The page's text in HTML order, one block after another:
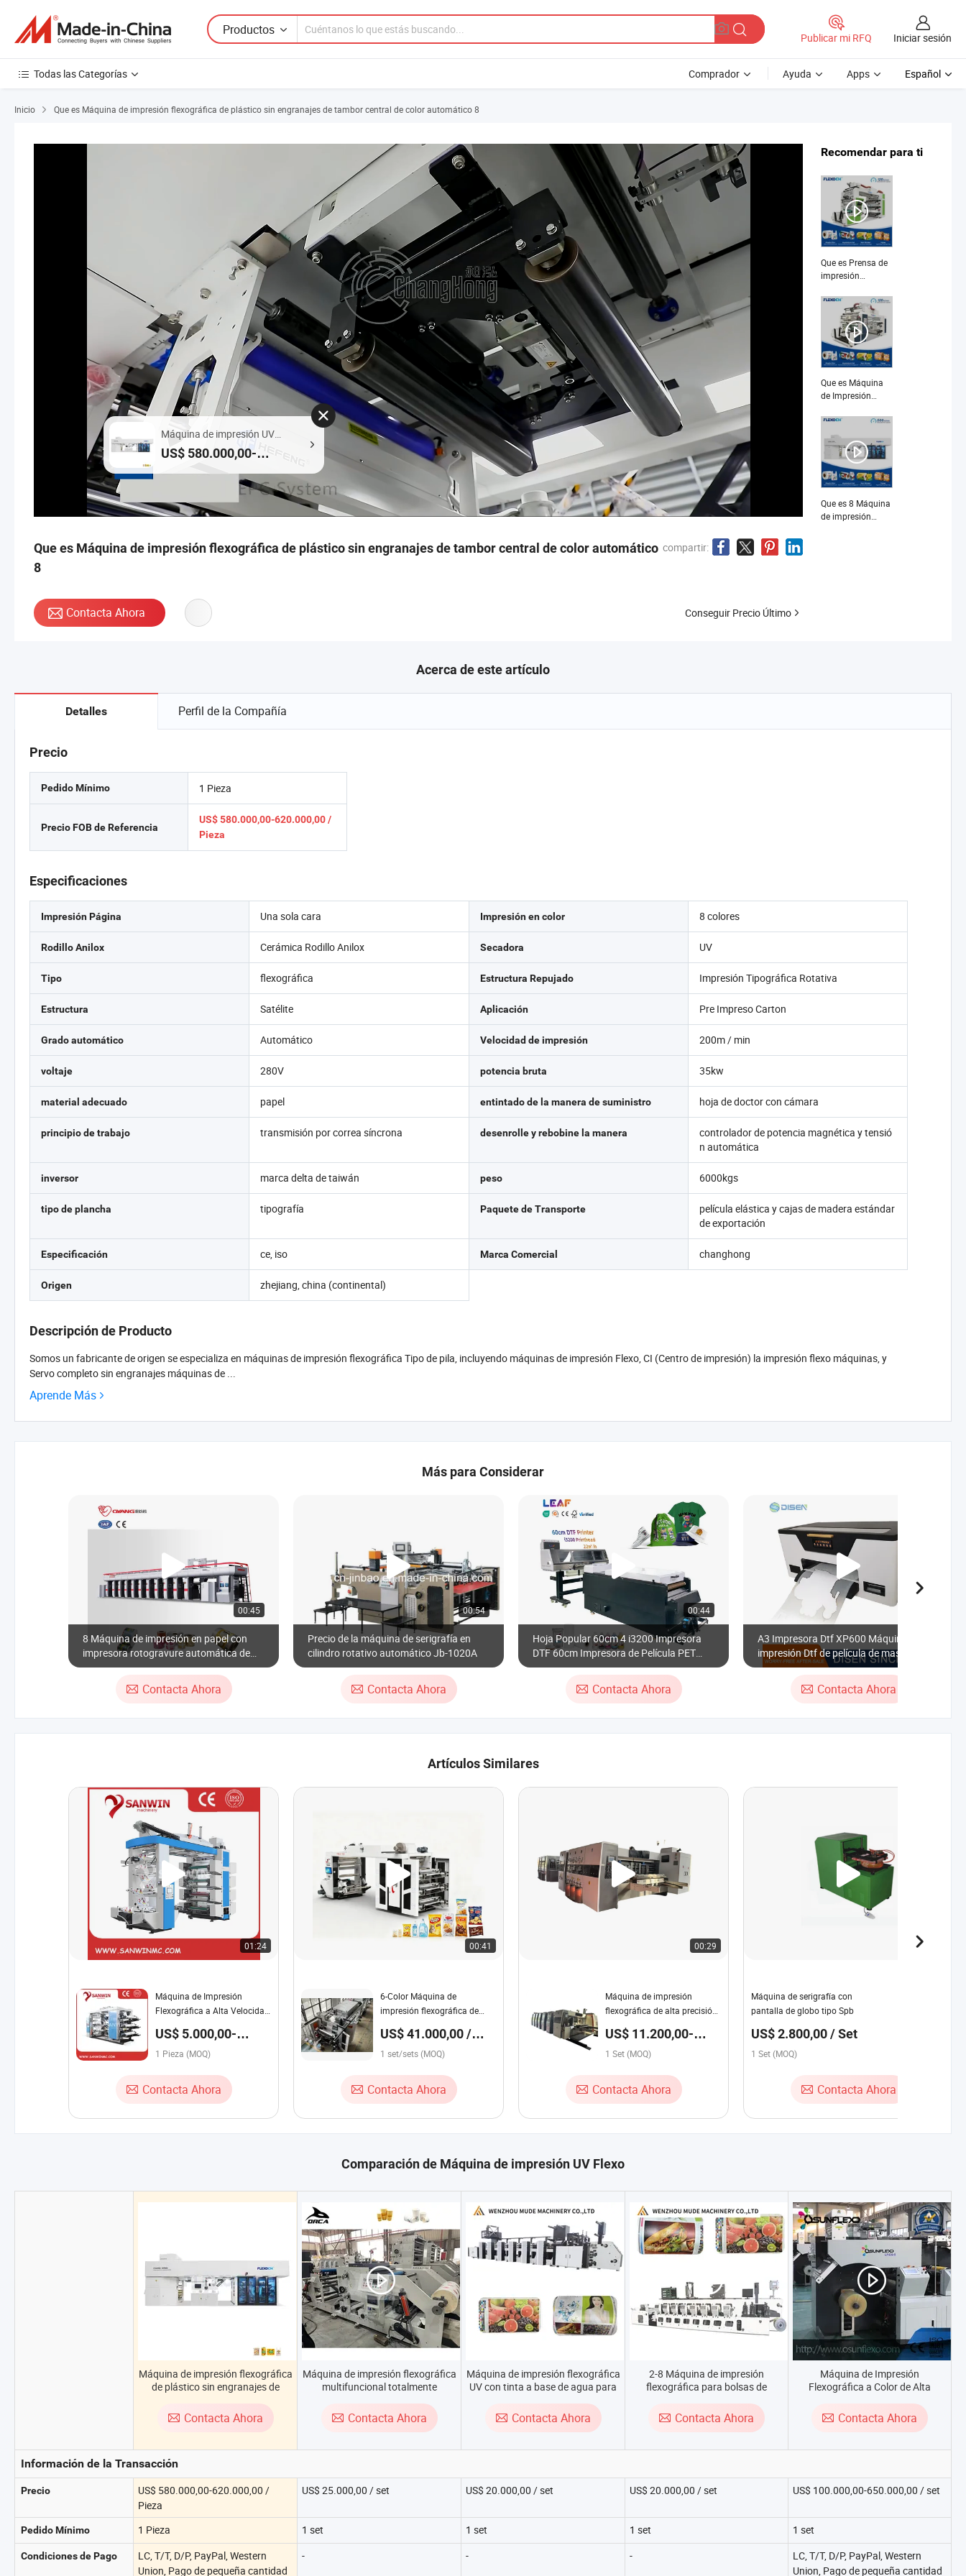
Productos
Publicar mi RFQ Iniciar sesión
Todas las Categorías Comprador Ayuda Apps Español
Inicio Que es Máquina de impresión flexográfica de plástico sin engranajes de tambor central de color automático 8
Máquina de impresión UV
Flexo
US$ 580.000,00-
620.000,00 / Pieza
Recomendar para ti
Que es Prensa de
impresión
automática de
alta velocidad tipo
pila de color
precio 6
Que es Máquina
de Impresión
Tela No Tejida de
Colores con
Apilamiento
Automático 4 6
Precio
Que es 8 Máquina
de impresión
Que es Máquina de impresión flexográfica de plástico sin engranajes de tambor central de color automático
8
compartir:
Contacta Ahora Conseguir Precio Último
Acerca de este artículo
Detalles Perfil de la Compañía
Precio
Pedido Mínimo
Precio FOB de Referencia
1 Pieza
US$ 580.000,00-620.000,00 /
Pieza
Especificaciones
Impresión Página Una sola cara Impresión en color 8 colores
Rodillo Anilox Cerámica Rodillo Anilox Secadora UV
Tipo flexográfica Estructura Repujado Impresión Tipográfica Rotativa
Estructura Satélite Aplicación Pre Impreso Carton
Grado automático Automático Velocidad de impresión 200m / min
voltaje 280V potencia bruta 35kw
material adecuado papel entintado de la manera de suministro hoja de doctor con cámara
principio de trabajo transmisión por correa síncrona desenrolle y rebobine la manera
controlador de potencia magnética y tensió
n automática
inversor marca delta de taiwán peso 6000kgs
tipo de plancha tipografía Paquete de Transporte
película elástica y cajas de madera estándar
de exportación
Especificación ce, iso Marca Comercial changhong
Origen zhejiang, china (continental)
Descripción de Producto
Somos un fabricante de origen se especializa en máquinas de impresión flexográfica Tipo de pila, incluyendo máquinas de impresión Flexo, CI (Centro de impresión) la impresión flexo máquinas, y
Servo completo sin engranajes máquinas de ...
Aprende Más
Más para Considerar
00:45
8 Máquina de impresión en papel con
impresora rotogravure automática de
plástico Ounuo
Contacta Ahora
00:54
Precio de la máquina de serigrafía en
cilindro rotativo automático Jb-1020A
Contacta Ahora
00:44
Hoja Popular 60cm 4 i3200 Impresora
DTF 60cm Impresora de Película PET
Máquina de Impresión de Camisetas DTF
con Máquina de Sacudida de Polvo
Contacta Ahora
A3 Impresora Dtf XP600 Máquina de
impresión Dtf de película de mascotas de
cabezal único
Contacta Ahora
Artículos Similares
01:24
Máquina de Impresión
Flexográfica a Alta Velocidad
US$ 5.000,00-
100.000,00 / Pieza
1 Pieza (MOQ)
Contacta Ahora
00:41
6-Color Máquina de
impresión flexográfica de
para bolsas de plástico
US$ 41.000,00 /
set/sets
1 set/sets (MOQ)
Contacta Ahora
00:29
Máquina de impresión
flexográfica de alta precisión
recubierto
US$ 11.200,00-
32.800,00 / Set
1 Set (MOQ)
Contacta Ahora
00:08
Máquina de serigrafía con
pantalla de globo tipo Spb
US$ 2.800,00 / Set
1 Set (MOQ)
Contacta Ahora
Comparación de Máquina de impresión UV Flexo
Máquina de impresión flexográfica
de plástico sin engranajes de
automático 8
Contacta Ahora
Máquina de impresión flexográfica
multifuncional totalmente
papel de etiqueta adhesiva de
colores 2 4 6
Contacta Ahora
Máquina de impresión flexográfica
UV con tinta a base de agua para
película BOPP, PET y PVC
automática 4
Contacta Ahora
2-8 Máquina de impresión
flexográfica para bolsas de
color, película de plástico, nylon,
PE, OPP, BOPP y no tejido
Contacta Ahora
Máquina de Impresión
Flexográfica a Color de Alta
Contacta Ahora
Información de la Transacción
Precio
US$ 580.000,00-620.000,00 /
Pieza
US$ 25.000,00 / set US$ 20.000,00 / set US$ 20.000,00 / set US$ 100.000,00-650.000,00 / set
Pedido Mínimo 1 Pieza 1 set 1 set 1 set 1 set
Condiciones de Pago
LC, T/T, D/P, PayPal, Western
Union, Pago de pequeña cantidad
- - -
LC, T/T, D/P, PayPal, Western
Union, Pago de pequeña cantidad